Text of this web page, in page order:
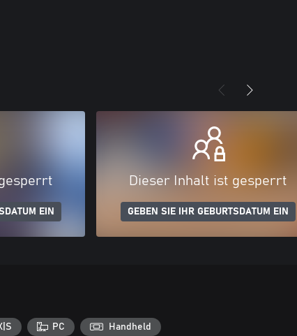
EIN
Dieser Inhalt ist gesperrt
GEBEN SIE IHR GEBURTSDATUM EIN
PC Handheld